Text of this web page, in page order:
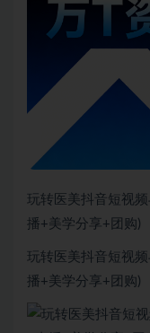
玩转医美抖音短视
播+美学分享+团购)
玩转医美抖音短视
播+美学分享+团购)